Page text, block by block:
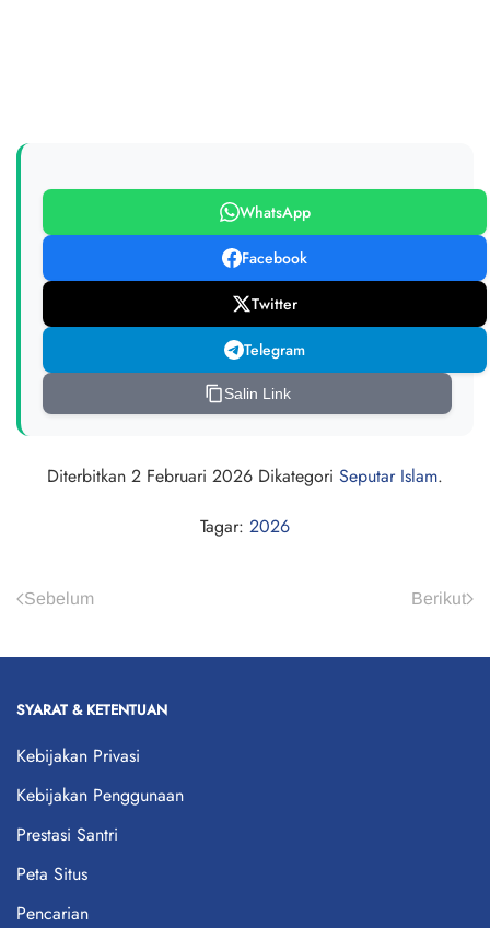
WhatsApp
Facebook
Twitter
Telegram
Salin Link
Diterbitkan 2 Februari 2026 Dikategori Seputar Islam.
Tagar: 2026
Sebelum Berikut
SYARAT & KETENTUAN
Kebijakan Privasi
Kebijakan Penggunaan
Prestasi Santri
Peta Situs
Pencarian